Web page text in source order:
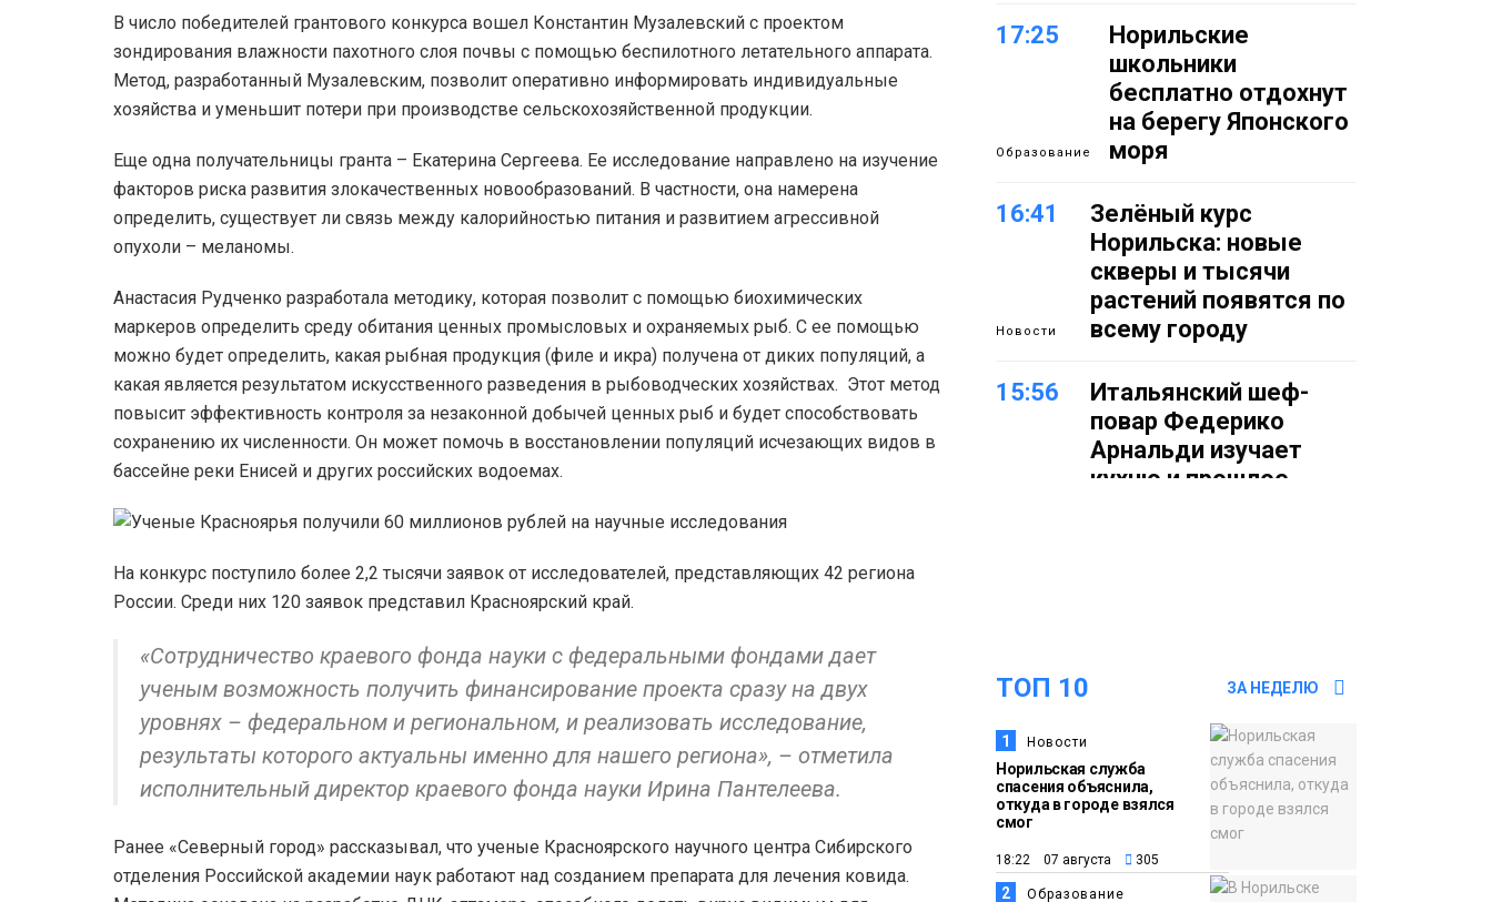
В число победителей грантового конкурса вошел Константин Музалевский с проектом
зондирования влажности пахотного слоя почвы с помощью беспилотного летательного аппарата.
Метод, разработанный Музалевским, позволит оперативно информировать индивидуальные
хозяйства и уменьшит потери при производстве сельскохозяйственной продукции.
Еще одна получательницы гранта – Екатерина Сергеева. Ее исследование направлено на изучение
факторов риска развития злокачественных новообразований. В частности, она намерена
определить, существует ли связь между калорийностью питания и развитием агрессивной
опухоли – меланомы.
Анастасия Рудченко разработала методику, которая позволит с помощью биохимических
маркеров определить среду обитания ценных промысловых и охраняемых рыб. С ее помощью
можно будет определить, какая рыбная продукция (филе и икра) получена от диких популяций, а
какая является результатом искусственного разведения в рыбоводческих хозяйствах. Этот метод
повысит эффективность контроля за незаконной добычей ценных рыб и будет способствовать
сохранению их численности. Он может помочь в восстановлении популяций исчезающих видов в
бассейне реки Енисей и других российских водоемах.
На конкурс поступило более 2,2 тысячи заявок от исследователей, представляющих 42 региона
России. Среди них 120 заявок представил Красноярский край.
«Сотрудничество краевого фонда науки с федеральными фондами дает
ученым возможность получить финансирование проекта сразу на двух
уровнях – федеральном и региональном, и реализовать исследование,
результаты которого актуальны именно для нашего региона», – отметила
исполнительный директор краевого фонда науки Ирина Пантелеева.
Ранее «Северный город» рассказывал, что ученые Красноярского научного центра Сибирского
отделения Российской академии наук работают над созданием препарата для лечения ковида.
17:25
Образование
Норильские
школьники
бесплатно отдохнут
на берегу Японского
моря
16:41
Новости
Зелёный курс
Норильска: новые
скверы и тысячи
растений появятся по
всему городу
15:56
Итальянский шеф-
повар Федерико
Арнальди изучает
кухню и прошлое
Спорт
футзальном турнире
14:30
Ленинский проспект
частично закроют в
связи с Днём
рождения «Башни»
ТОП 10 ЗА НЕДЕЛЮ
1 Новости
Норильская служба
спасения объяснила,
откуда в городе взялся
смог
18:22 07 августа 305
2 Образование